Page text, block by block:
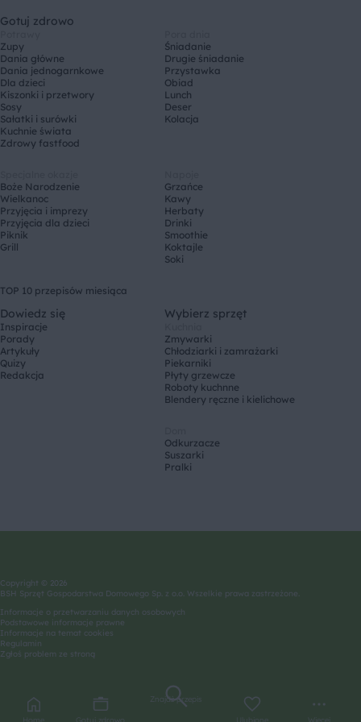
Home Gotuj zdrowo
Znajdź przepis
Ulubione Więcej
Gotuj zdrowo
Zupy
Dania główne
Dania jednogarnkowe
Dla dzieci
Kiszonki i przetwory
Sosy
Sałatki i surówki
Kuchnie świata
Zdrowy fastfood
Śniadanie
Drugie śniadanie
Przystawka
Obiad
Lunch
Deser
Kolacja
Boże Narodzenie
Wielkanoc
Przyjęcia i imprezy
Przyjęcia dla dzieci
Piknik
Grill
Grzańce
Kawy
Herbaty
Drinki
Smoothie
Koktajle
Soki
TOP 10 przepisów miesiąca
Dowiedz się
Inspiracje
Porady
Artykuły
Quizy
Redakcja
Wybierz sprzęt
Zmywarki
Chłodziarki i zamrażarki
Piekarniki
Płyty grzewcze
Roboty kuchnne
Blendery ręczne i kielichowe
Odkurzacze
Suszarki
Pralki
Copyright © 2026
BSH Sprzęt Gospodarstwa Domowego Sp. z o.o. Wszelkie prawa zastrzeżone.
Informacje o przetwarzaniu danych osobowych
Podstawowe informacje prawne
Informacje na temat cookies
Regulamin
Zgłoś problem ze stroną